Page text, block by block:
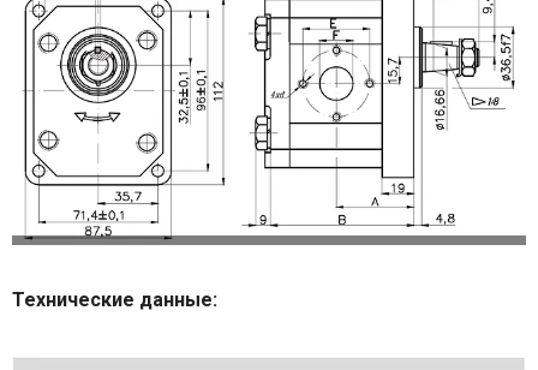
Технические данные: